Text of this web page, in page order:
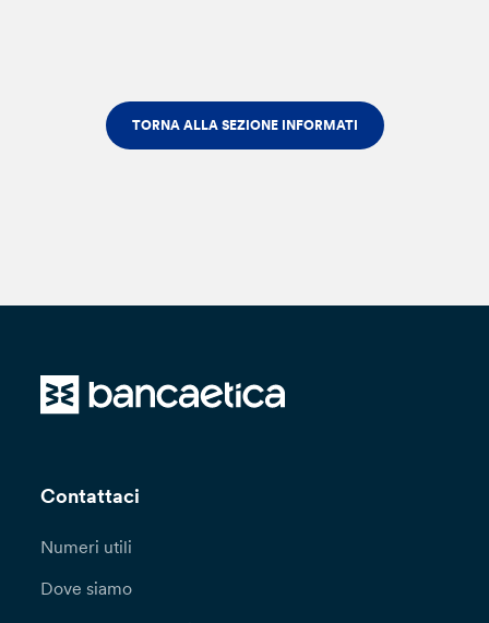
TORNA ALLA SEZIONE INFORMATI
Contattaci
Numeri utili
Dove siamo